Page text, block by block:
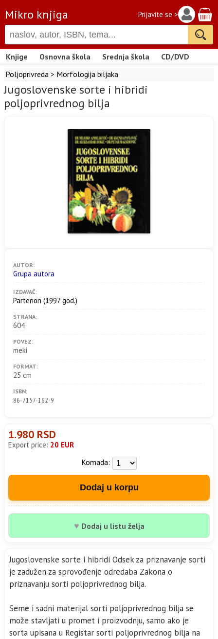
Mikro knjiga Prijavite se >
Knjige Osnovna škola Srednja škola
CD/DVD
Poljoprivreda > Morfologija biljaka
Jugoslovenske sorte i hibridi
poljoprivrednog bilja
AUTOR:
Grupa autora
IZDAVAČ:
Partenon (1997 god.)
STRANA:
604
POVEZ:
meki
FORMAT:
25 cm
ISBN:
86-7157-162-9
1.980 RSD
Export price: 20 EUR
Komada:
Dodaj u korpu
♥ Dodaj u listu želja
Jugoslovenske sorte i hibridi Odsek za priznavanje sorti
je zadužen za sprovođenje odredaba Zakona o
priznavanju sorti poljoprivrednog bilja.
Seme i sadni materijal sorti poljoprivrednog bilja se
može stavljati u promet i proizvodnju, samo ako je
sorta upisana u Registar sorti poljoprivrednog bilja na